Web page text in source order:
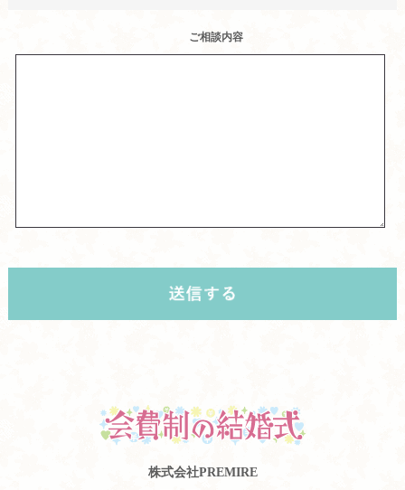
ご相談内容
株式会社PREMIRE